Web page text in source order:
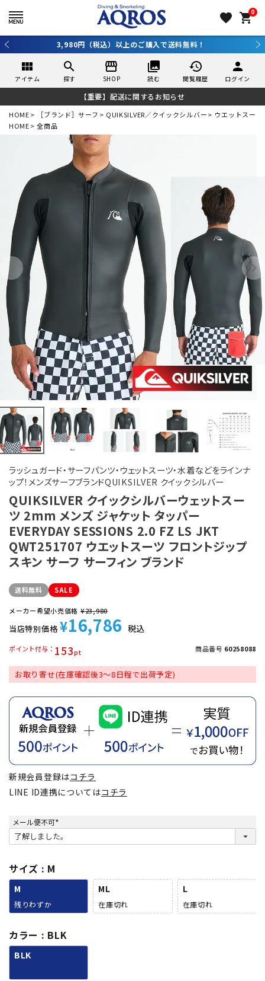
favorite 0
shopping_cart
3,980円（税込）以上のご購入で送料無料！
view_module
アイテム
search
探す
storefront
SHOP
collections
読む
history
閲覧履歴
person
ログイン
【重要】配送に関するお知らせ
HOME ［ブランド］サーフ QUIKSILVER／クイックシルバー
ウエットスーツ
HOME
全商品
ラッシュガード・サーフパンツ・ウェットスーツ・水着などをラインナ
ップ！メンズサーフブランドQUIKSILVER クイックシルバー
QUIKSILVER クイックシルバーウェットスー
ツ 2mm メンズ ジャケット タッパー
EVERYDAY SESSIONS 2.0 FZ LS JKT
QWT251707 ウエットスーツ フロントジップ
スキン サーフ サーフィン ブランド
送料無料 SALE
メーカー希望小売価格 ¥23,980
当店特別価格 ¥16,786 税込
153
ポイント付与 商品番号 60258088
お取り寄せ(在庫確認後3～8日程で出荷予定)
新規会員登録はコチラ
LINE ID連携についてはコチラ
メール便不可
(
必
須
サイズ M
M
残りわずか
ML
在庫切れ
L
在庫切れ
カラー BLK
BLK